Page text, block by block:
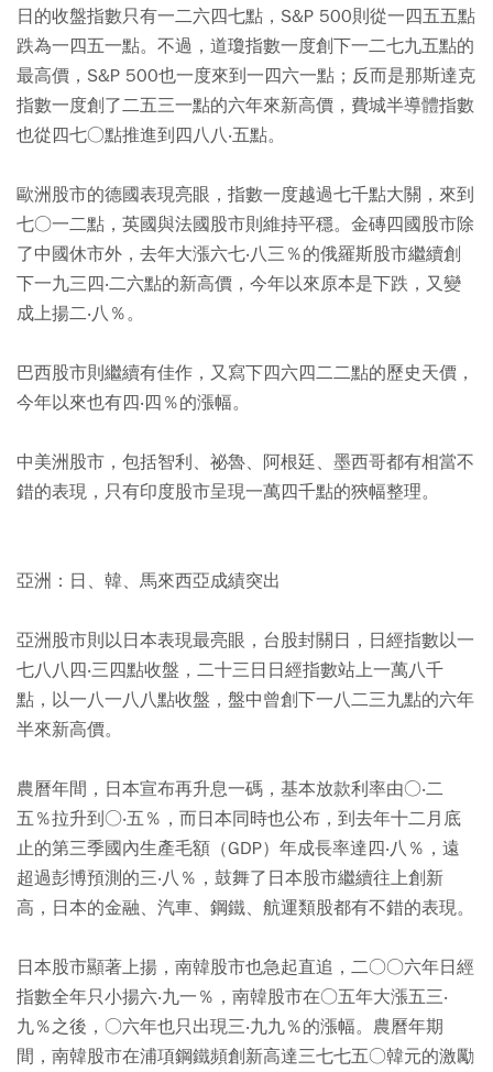
日的收盤指數只有一二六四七點，S&P 500則從一四五五點
跌為一四五一點。不過，道瓊指數一度創下一二七九五點的
最高價，S&P 500也一度來到一四六一點；反而是那斯達克
指數一度創了二五三一點的六年來新高價，費城半導體指數
也從四七○點推進到四八八‧五點。
歐洲股市的德國表現亮眼，指數一度越過七千點大關，來到
七○一二點，英國與法國股市則維持平穩。金磚四國股市除
了中國休市外，去年大漲六七‧八三％的俄羅斯股市繼續創
下一九三四‧二六點的新高價，今年以來原本是下跌，又變
成上揚二‧八％。
巴西股市則繼續有佳作，又寫下四六四二二點的歷史天價，
今年以來也有四‧四％的漲幅。
中美洲股市，包括智利、祕魯、阿根廷、墨西哥都有相當不
錯的表現，只有印度股市呈現一萬四千點的狹幅整理。
亞洲：日、韓、馬來西亞成績突出
亞洲股市則以日本表現最亮眼，台股封關日，日經指數以一
七八八四‧三四點收盤，二十三日日經指數站上一萬八千
點，以一八一八八點收盤，盤中曾創下一八二三九點的六年
半來新高價。
農曆年間，日本宣布再升息一碼，基本放款利率由○‧二
五％拉升到○‧五％，而日本同時也公布，到去年十二月底
止的第三季國內生產毛額（GDP）年成長率達四‧八％，遠
超過彭博預測的三‧八％，鼓舞了日本股市繼續往上創新
高，日本的金融、汽車、鋼鐵、航運類股都有不錯的表現。
日本股市顯著上揚，南韓股市也急起直追，二○○六年日經
指數全年只小揚六‧九一％，南韓股市在○五年大漲五三‧
九％之後，○六年也只出現三‧九九％的漲幅。農曆年期
間，南韓股市在浦項鋼鐵頻創新高達三七七五○韓元的激勵